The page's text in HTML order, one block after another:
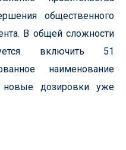
общественного
В общей сложности
включить 51
наименование
новые дозировки уже